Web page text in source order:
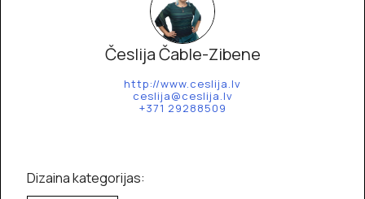
Česlija Čable-Zibene
http://www.ceslija.lv
ceslija@ceslija.lv
+371 29288509
Dizaina kategorijas: